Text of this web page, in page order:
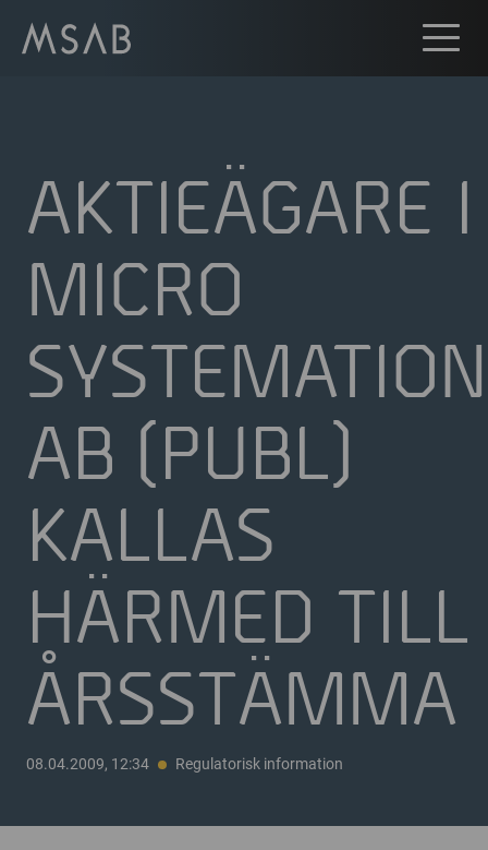
AKTIEÄGARE I
MICRO
SYSTEMATION
AB (PUBL)
KALLAS
HÄRMED TILL
ÅRSSTÄMMA
08.04.2009, 12:34 Regulatorisk information